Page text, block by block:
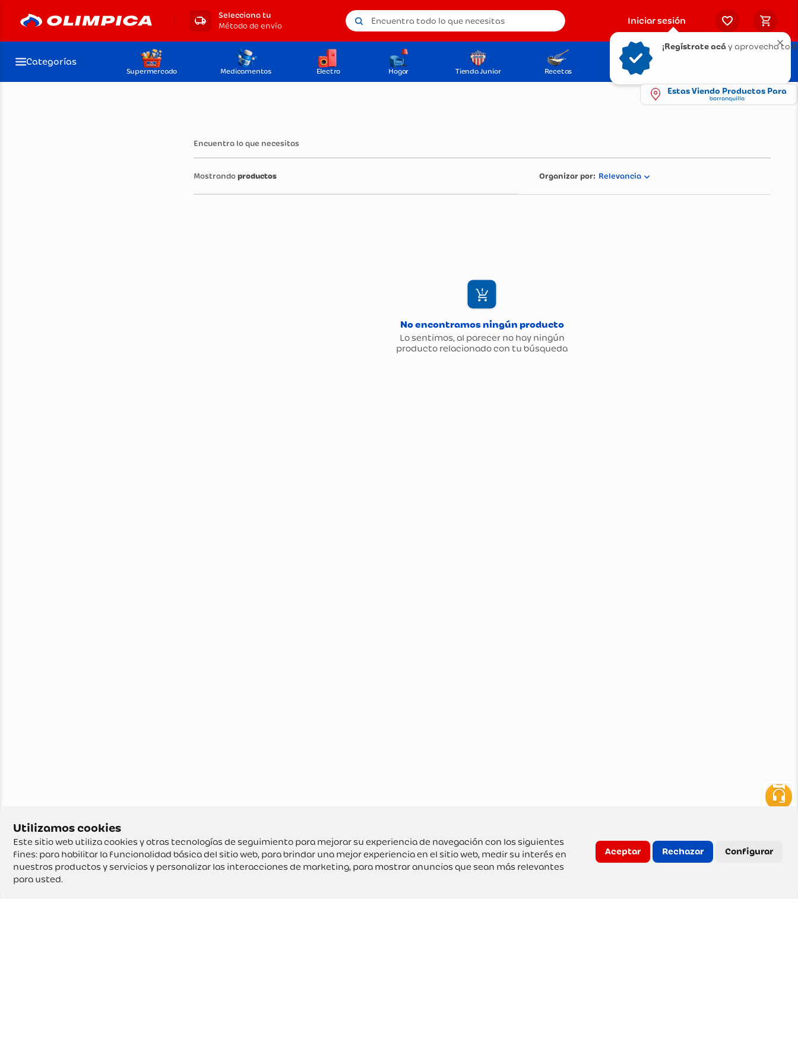
Este sitio web utiliza cookies y otras tecnologías de seguimiento para mejorar su experiencia de navegación con los siguientes
fines: para habilitar la funcionalidad básica del sitio web, para brindar una mejor experiencia en el sitio web, medir su interés en
nuestros productos y servicios y personalizar las interacciones de marketing, para mostrar anuncios que sean más relevantes
para usted.
Aceptar Rechazar Configurar
Selecciona tu
Método de envío
Encuentra todo lo que necesitas
Iniciar sesión
Categorías
Supermercado Medicamentos Electro Hogar Tienda Junior Recetas Solicita tu Tarjeta
¡Regístrate acá y aprovecha
Estas Viendo Productos Para
barranquilla
Encuentra lo que necesitas
productos Relevancia